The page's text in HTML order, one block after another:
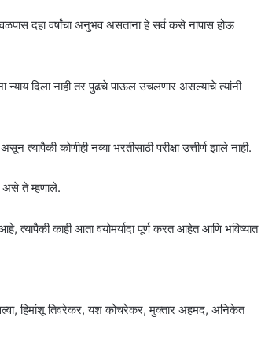
दहा वर्षांचा अनुभव असताना हे सर्व कसे नापास होऊ
न्याय दिला नाही तर पुढचे पाऊल उचलणार असल्याचे त्यांनी
कोणीही नव्या भरतीसाठी परीक्षा उत्तीर्ण झाले नाही.
असे ते म्हणाले.
काही आता वयोमर्यादा पूर्ण करत आहेत आणि भविष्यात
हिमांशू तिवरेकर, यश कोचरेकर, मुक्तार अहमद, अनिकेत